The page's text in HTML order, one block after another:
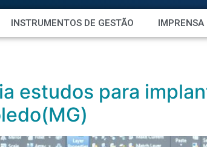
INSTRUMENTOS DE GESTÃO IMPRENSA
estudos para